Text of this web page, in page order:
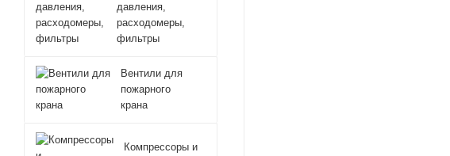
СТАНДАРТ-12Н
СТАНДАРТ-15В
СТАНДАРТ-К80Г
давления,
расходомеры,
фильтры
Вентили для
пожарного
крана
Компрессоры и